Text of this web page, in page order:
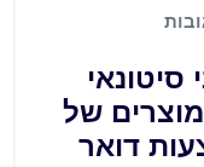
סיטונאי
של
דואר